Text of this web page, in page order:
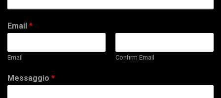
Email *
Email Confirm Email
Messaggio *